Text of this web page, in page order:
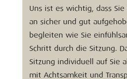
Uns ist es wichtig, dass
an sicher und gut
begleiten wie Sie
Schritt durch die Sitzung.
Sitzung individuell auf Sie
mit Achtsamkeit und